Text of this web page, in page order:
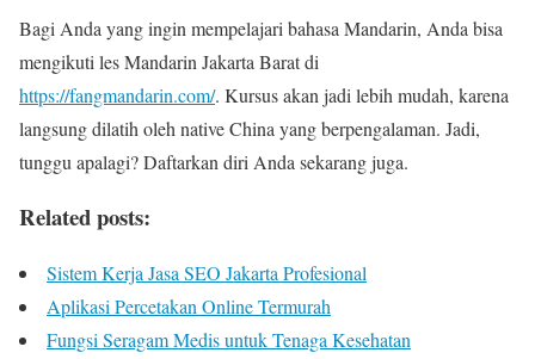
Bagi Anda yang ingin mempelajari bahasa Mandarin, Anda bisa
mengikuti les Mandarin Jakarta Barat di
https://fangmandarin.com/. Kursus akan jadi lebih mudah, karena
langsung dilatih oleh native China yang berpengalaman. Jadi,
tunggu apalagi? Daftarkan diri Anda sekarang juga.
Related posts:
Sistem Kerja Jasa SEO Jakarta Profesional
Aplikasi Percetakan Online Termurah
Fungsi Seragam Medis untuk Tenaga Kesehatan